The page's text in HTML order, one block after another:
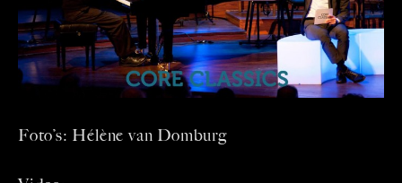
Foto’s: Hélène van Domburg